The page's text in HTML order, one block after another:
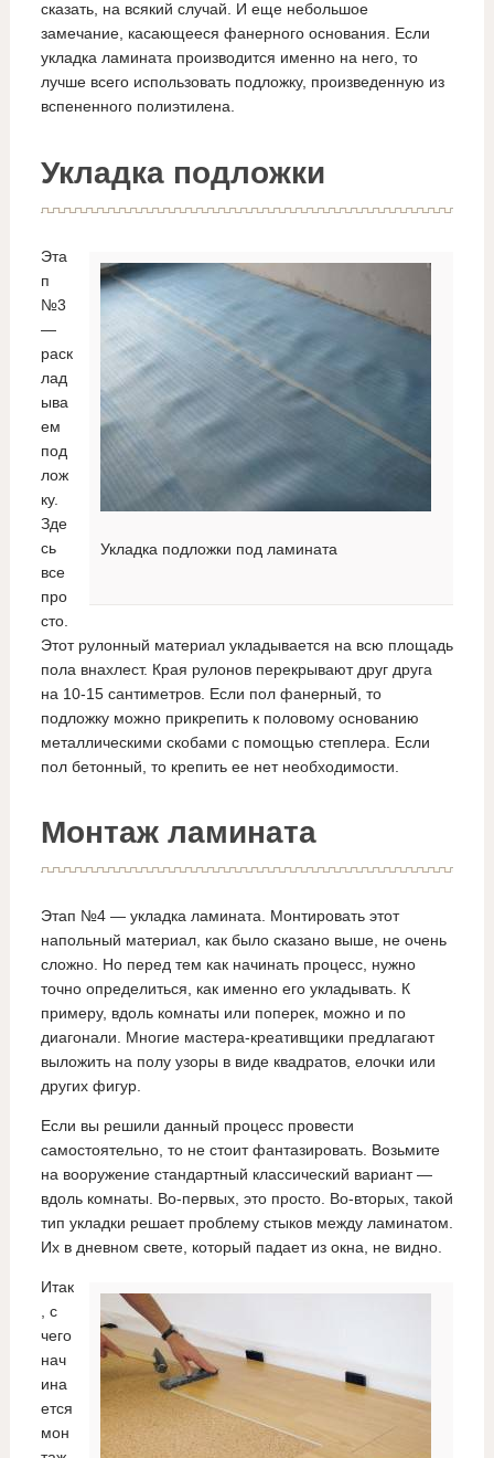
сказать, на всякий случай. И еще небольшое
замечание, касающееся фанерного основания. Если
укладка ламината производится именно на него, то
лучше всего использовать подложку, произведенную из
вспененного полиэтилена.
Укладка подложки
Укладка подложки под ламината
Эта
п
№3
—
раск
лад
ыва
ем
под
лож
ку.
Зде
сь
все
про
сто.
Этот рулонный материал укладывается на всю площадь
пола внахлест. Края рулонов перекрывают друг друга
на 10-15 сантиметров. Если пол фанерный, то
подложку можно прикрепить к половому основанию
металлическими скобами с помощью степлера. Если
пол бетонный, то крепить ее нет необходимости.
Монтаж ламината
Этап №4 — укладка ламината. Монтировать этот
напольный материал, как было сказано выше, не очень
сложно. Но перед тем как начинать процесс, нужно
точно определиться, как именно его укладывать. К
примеру, вдоль комнаты или поперек, можно и по
диагонали. Многие мастера-креативщики предлагают
выложить на полу узоры в виде квадратов, елочки или
других фигур.
Если вы решили данный процесс провести
самостоятельно, то не стоит фантазировать. Возьмите
на вооружение стандартный классический вариант —
вдоль комнаты. Во-первых, это просто. Во-вторых, такой
тип укладки решает проблему стыков между ламинатом.
Их в дневном свете, который падает из окна, не видно.
Итак
, с
чего
нач
ина
ется
мон